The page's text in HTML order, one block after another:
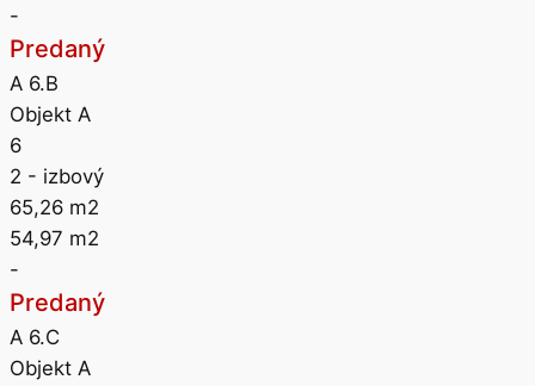
-
Predaný
A 6.B
Objekt A
6
2 - izbový
65,26 m2
54,97 m2
-
Predaný
A 6.C
Objekt A